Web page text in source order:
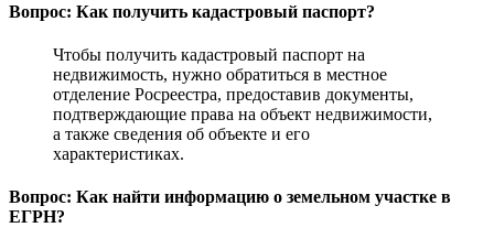
Вопрос: Как получить кадастровый паспорт?
Чтобы получить кадастровый паспорт на
недвижимость, нужно обратиться в местное
отделение Росреестра, предоставив документы,
подтверждающие права на объект недвижимости,
а также сведения об объекте и его
характеристиках.
Вопрос: Как найти информацию о земельном участке в
ЕГРН?